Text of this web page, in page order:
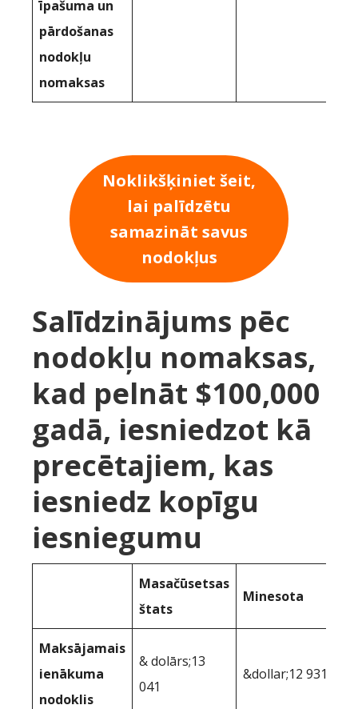
īpašuma un
pārdošanas
nodokļu
nomaksas
Noklikšķiniet šeit,
lai palīdzētu
samazināt savus
nodokļus
Salīdzinājums pēc
nodokļu nomaksas,
kad pelnāt $100,000
gadā, iesniedzot kā
precētajiem, kas
iesniedz kopīgu
iesniegumu
Masačūsetsas
štats
Minesota
Maksājamais
ienākuma
nodoklis
& dolārs;13
041
&dollar;12 931